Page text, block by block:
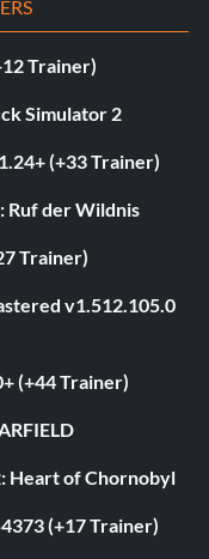
Trainer)
Simulator 2
(+33 Trainer)
Ruf der Wildnis
Trainer)
v1.512.105.0
(+44 Trainer)
Heart of Chornobyl
(+17 Trainer)